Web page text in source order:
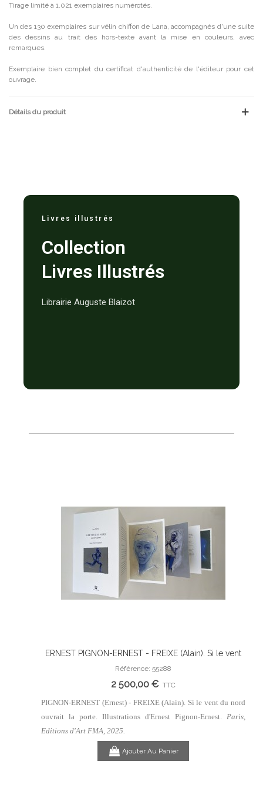
Tirage limité à 1.021 exemplaires numérotés.
Un des 130 exemplaires sur vélin chiffon de Lana, accompagnés d'une suite
des dessins au trait des hors-texte avant la mise en couleurs, avec
remarques.
Exemplaire bien complet du certificat d'authenticité de l'éditeur pour cet
ouvrage.
Détails du produit
Livres illustrés
Collection
Livres Illustrés
Librairie Auguste Blaizot
Ajouter Au Panier
ERNEST PIGNON-ERNEST - FREIXE (Alain). Si le vent
du nord ouvrait la porte. Illustrations d'Ernest Pignon-
Ernest.
Référence: 55288
2 500,00 € TTC
PIGNON-ERNEST (Ernest) - FREIXE (Alain). Si le vent du nord
ouvrait la porte. Illustrations d'Ernest Pignon-Ernest. Paris,
Editions d'Art FMA, 2025.
Ajouter Au Panier